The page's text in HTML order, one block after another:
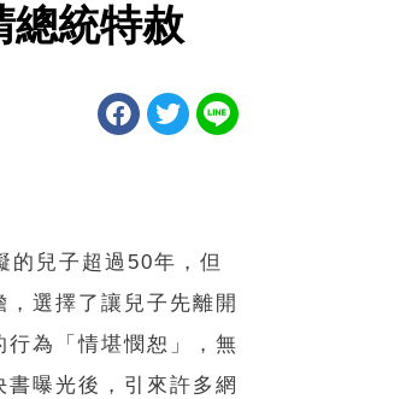
總統特赦
的兒子超過50年，但
選擇了讓兒子先離開
為「情堪憫恕」，無
曝光後，引來許多網